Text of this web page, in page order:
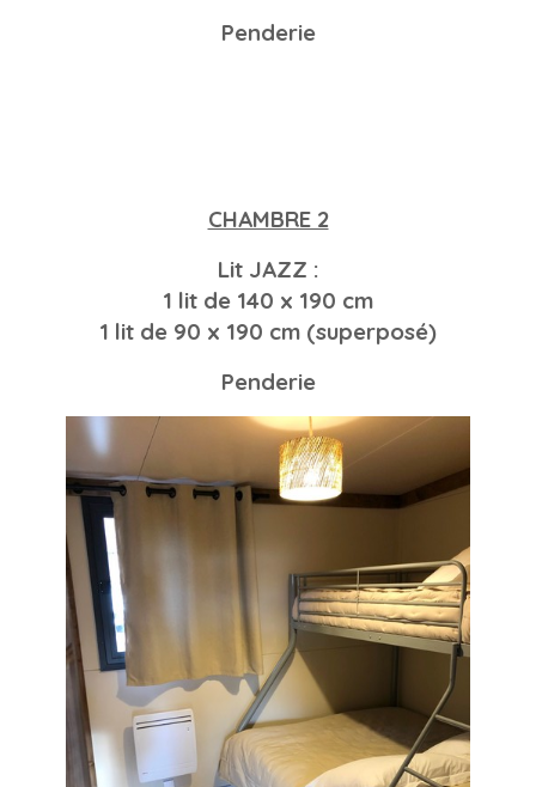
Penderie
CHAMBRE 2
Lit JAZZ :
1 lit de 140 x 190 cm
1 lit de 90 x 190 cm (superposé)
Penderie